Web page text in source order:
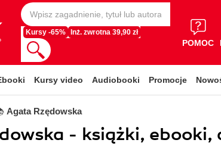
Kursy -65% Inż. zwrotna 39,90 zł
POMOC
Kursy video Audiobooki Promocje
Agata Rzędowska
- książki,